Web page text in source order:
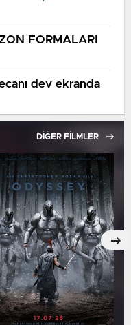
FORMALARI
dev ekranda
DİĞER FİLMLER